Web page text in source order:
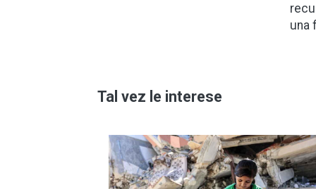
una
Tal vez le interese
Imagen